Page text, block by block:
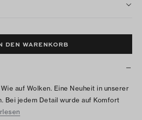
DEN WARENKORB
auf Wolken. Eine Neuheit in unserer
Bei jedem Detail wurde auf Komfort